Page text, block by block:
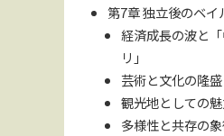
第7章 独立後のベイ
経済成長の波と
リ」
芸術と文化の隆盛
観光地としての
多様性と共存の